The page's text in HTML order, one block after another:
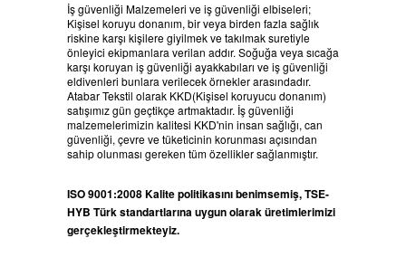
İş güvenliği Malzemeleri ve iş güvenliği elbiseleri;
Kişisel koruyu donanım, bir veya birden fazla sağlık
riskine karşı kişilere giyilmek ve takılmak suretiyle
önleyici ekipmanlara verilan addır. Soğuğa veya sıcağa
karşı koruyan iş güvenliği ayakkabıları ve iş güvenliği
eldivenleri bunlara verilecek örnekler arasındadır.
Atabar Tekstil olarak KKD(Kişisel koruyucu donanım)
satışımız gün geçtikçe artmaktadır. İş güvenliği
malzemelerimizin kalitesi KKD'nin insan sağlığı, can
güvenliği, çevre ve tüketicinin korunması açısından
sahip olunması gereken tüm özellikler sağlanmıştır.
ISO 9001:2008 Kalite politikasını benimsemiş, TSE-
HYB Türk standartlarına uygun olarak üretimlerimizi
gerçekleştirmekteyiz.